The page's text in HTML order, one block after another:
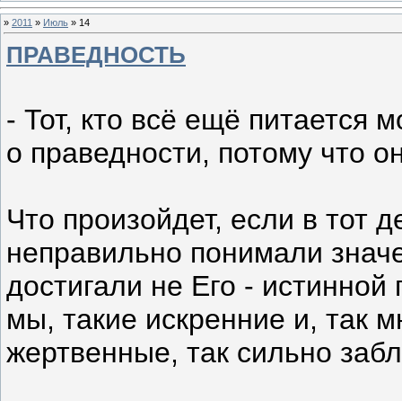
» 2011 » Июль » 14
ПРАВЕДНОСТЬ
- Тот, кто всё ещё питается
о праведности, потому что
Что произойдет, если в тот
неправильно понимали
достигали не Его -
мы, такие искренние и, так
жертвенные, так сильно